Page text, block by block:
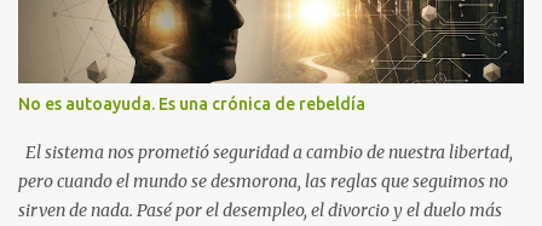
No es autoayuda. Es una crónica de rebeldía
El sistema nos prometió seguridad a cambio de nuestra libertad,
pero cuando el mundo se desmorona, las reglas que seguimos no
sirven de nada. Pasé por el desempleo, el divorcio y el duelo más